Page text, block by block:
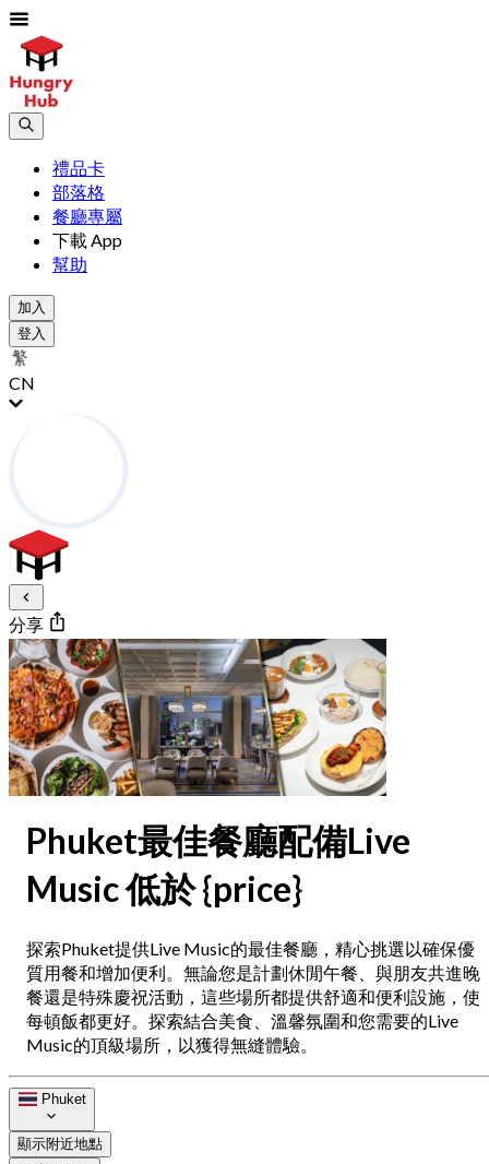
禮品卡
部落格
餐廳專屬
下載 App
幫助
加入
登入
CN
分享
Phuket最佳餐廳配備Live
Music 低於 {price}
探索Phuket提供Live Music的最佳餐廳，精心挑選以確保優
質用餐和增加便利。無論您是計劃休閒午餐、與朋友共進晚
餐還是特殊慶祝活動，這些場所都提供舒適和便利設施，使
每頓飯都更好。探索結合美食、溫馨氛圍和您需要的Live
Music的頂級場所，以獲得無縫體驗。
Phuket
顯示附近地點